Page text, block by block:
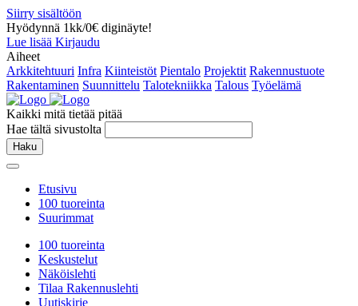
Siirry sisältöön
Hyödynnä 1kk/0€ diginäyte!
Lue lisää Kirjaudu
Aiheet
Arkkitehtuuri Infra Kiinteistöt Pientalo Projektit Rakennustuote
Rakentaminen Suunnittelu Talotekniikka Talous Työelämä
Kaikki mitä tietää pitää
Hae tältä sivustolta
Haku
Etusivu
100 tuoreinta
Suurimmat
100 tuoreinta
Keskustelut
Näköislehti
Tilaa Rakennuslehti
Uutiskirje